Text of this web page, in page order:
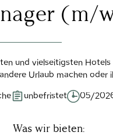
(m/
und vielseitigsten
Urlaub machen oder
unbefristet 05/
Was wir bieten: